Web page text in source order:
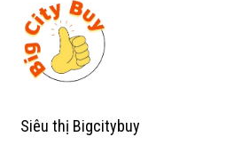
Siêu thị Bigcitybuy